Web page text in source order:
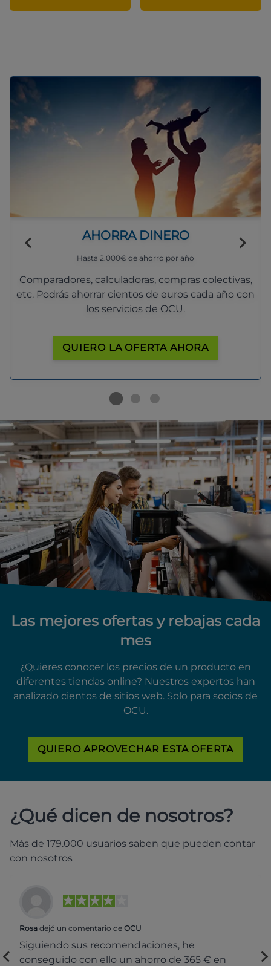
AHORRA DINERO
Hasta 2.000€ de ahorro por año
Comparadores, calculadoras, compras colectivas,
etc. Podrás ahorrar cientos de euros cada año con
los servicios de OCU.
QUIERO LA OFERTA AHORA
Las mejores ofertas y rebajas cada
mes
¿Quieres conocer los precios de un producto en
diferentes tiendas online? Nuestros expertos han
analizado cientos de sitios web. Solo para socios de
OCU.
QUIERO APROVECHAR ESTA OFERTA
¿Qué dicen de nosotros?
Más de 179.000 usuarios saben que pueden contar
con nosotros
Rosa dejó un comentario de OCU
Siguiendo sus recomendaciones, he
conseguido con ello un ahorro de 365 € en